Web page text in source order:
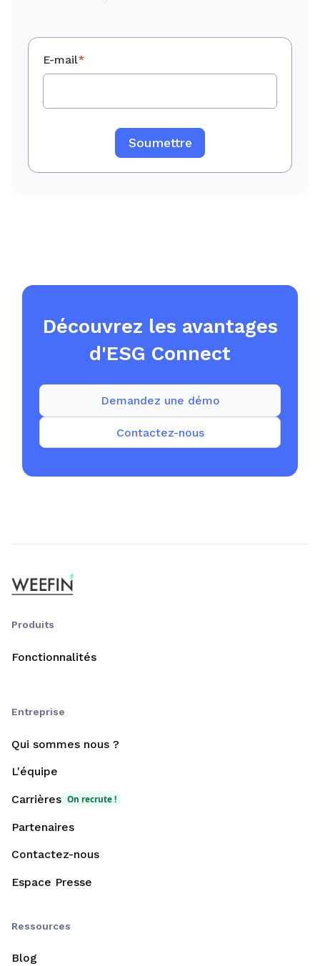
E-mail*
Découvrez les avantages
d'ESG Connect
Contactez-nous
Demandez une démo
Produits
Fonctionnalités
Entreprise
Qui sommes nous ?
L'équipe
Carrières On recrute !
Partenaires
Contactez-nous
Espace Presse
Ressources
Blog